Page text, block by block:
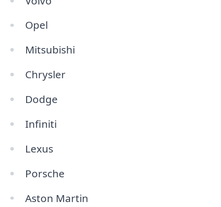
Opel
Mitsubishi
Chrysler
Dodge
Infiniti
Lexus
Porsche
Aston Martin